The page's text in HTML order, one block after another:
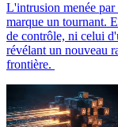
L'intrusion menée
marque un tournant.
de contrôle, ni celui
révélant un nouveau
frontière.